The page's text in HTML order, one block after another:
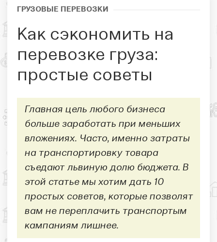
ГРУЗОВЫЕ ПЕРЕВОЗКИ
Как сэкономить на
перевозке груза:
простые советы
Главная цель любого бизнеса
больше заработать при меньших
вложениях. Часто, именно затраты
на транспортировку товара
съедают львиную долю бюджета. В
этой статье мы хотим дать 10
простых советов, которые позволят
вам не переплачить транспортым
кампаниям лишнее.